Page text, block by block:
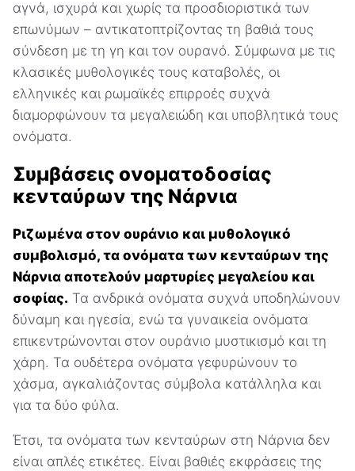
αγνά, ισχυρά και χωρίς τα προσδιοριστικά των
επωνύμων – αντικατοπτρίζοντας τη βαθιά τους
σύνδεση με τη γη και τον ουρανό. Σύμφωνα με τις
κλασικές μυθολογικές τους καταβολές, οι
ελληνικές και ρωμαϊκές επιρροές συχνά
διαμορφώνουν τα μεγαλειώδη και υποβλητικά τους
ονόματα.
Συμβάσεις ονοματοδοσίας
κενταύρων της Νάρνια
Ριζωμένα στον ουράνιο και μυθολογικό
συμβολισμό, τα ονόματα των κενταύρων της
Νάρνια αποτελούν μαρτυρίες μεγαλείου και
σοφίας. Τα ανδρικά ονόματα συχνά υποδηλώνουν
δύναμη και ηγεσία, ενώ τα γυναικεία ονόματα
επικεντρώνονται στον ουράνιο μυστικισμό και τη
χάρη. Τα ουδέτερα ονόματα γεφυρώνουν το
χάσμα, αγκαλιάζοντας σύμβολα κατάλληλα και
για τα δύο φύλα.
Έτσι, τα ονόματα των κενταύρων στη Νάρνια δεν
είναι απλές ετικέτες. Είναι βαθιές εκφράσεις της